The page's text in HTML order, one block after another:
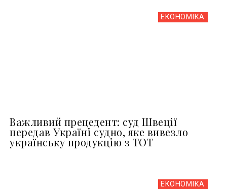
ЕКОНОМІКА
Важливий прецедент: суд Швеції
передав Україні судно, яке вивезло
українську продукцію з ТОТ
ЕКОНОМІКА